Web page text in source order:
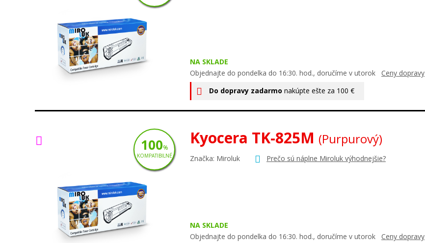
NA SKLADE
Objednajte do pondelka do 16:30. hod., doručíme v utorok Ceny dopravy
Do dopravy zadarmo nakúpte ešte za 100 €
Kyocera TK-825M (Purpurový)
Značka: Miroluk Prečo sú náplne Miroluk výhodnejšie?
NA SKLADE
Objednajte do pondelka do 16:30. hod., doručíme v utorok Ceny dopravy
100%
KOMPATIBILNÉ